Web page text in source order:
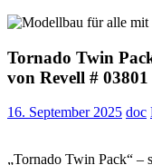
to
Tornado Twin
von Revell # 03801
16. September 2025 doc
„Tornado Twin Pack“ –